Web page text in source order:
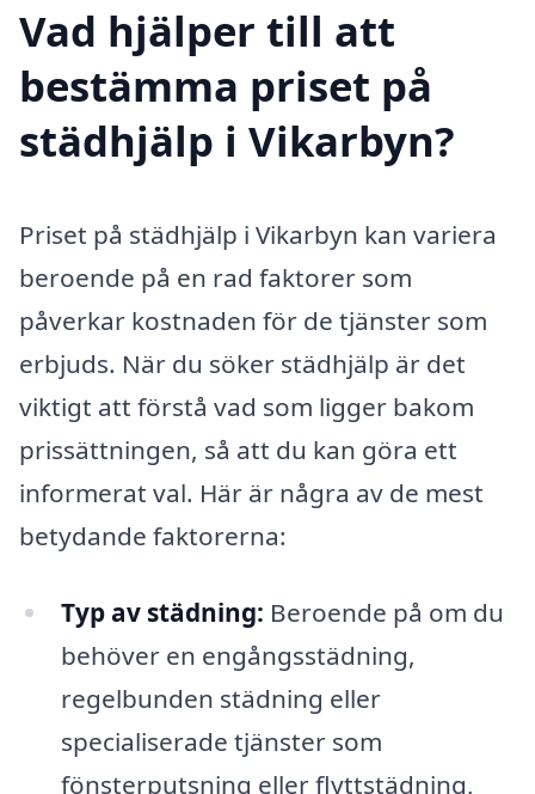
Vad hjälper till att
bestämma priset på
städhjälp i Vikarbyn?
Priset på städhjälp i Vikarbyn kan variera
beroende på en rad faktorer som
påverkar kostnaden för de tjänster som
erbjuds. När du söker städhjälp är det
viktigt att förstå vad som ligger bakom
prissättningen, så att du kan göra ett
informerat val. Här är några av de mest
betydande faktorerna:
Typ av städning: Beroende på om du
behöver en engångsstädning,
regelbunden städning eller
specialiserade tjänster som
fönsterputsning eller flyttstädning,